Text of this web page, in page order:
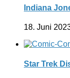
Indiana
18. Juni
Star Trek